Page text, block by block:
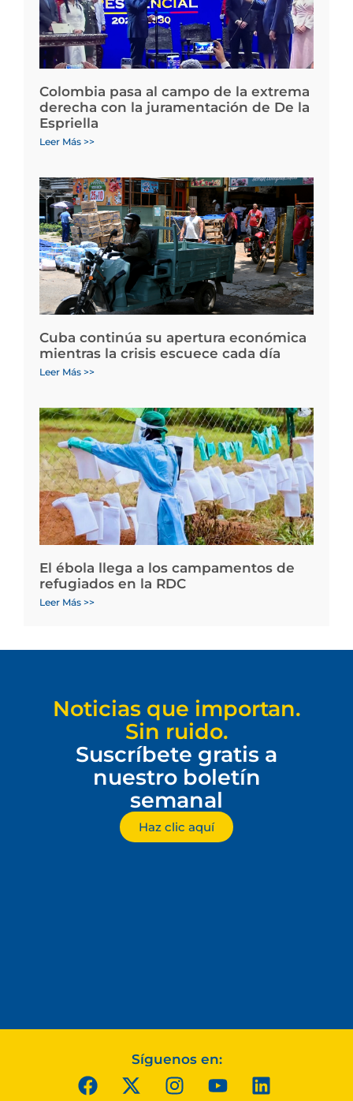
Colombia pasa al campo de la extrema
derecha con la juramentación de De la
Espriella
Leer Más >>
Cuba continúa su apertura económica
mientras la crisis escuece cada día
Leer Más >>
El ébola llega a los campamentos de
refugiados en la RDC
Leer Más >>
Noticias que importan.
Sin ruido.
Suscríbete gratis a
nuestro boletín
semanal
Haz clic aquí
Síguenos en: